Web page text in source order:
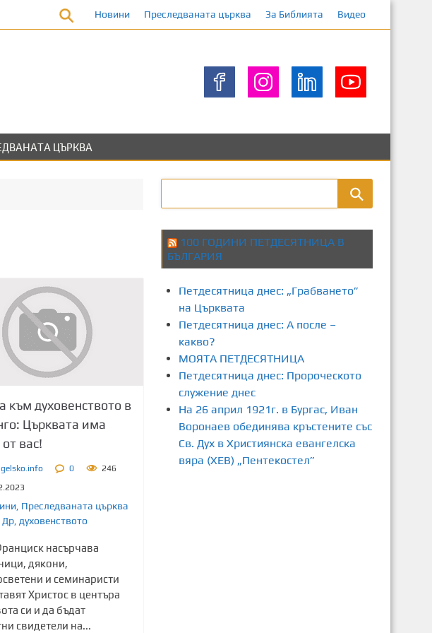
Новини Преследваната църква За Библията Видео
ЦЪРКВА
към духовенството в
Църквата има
вас!
0
246
, Преследваната църква
Др, духовенството
насърчава
дякони,
и семинаристи
Христос в центъра
си и да бъдат
свидетели на...
100 ГОДИНИ ПЕТДЕСЯТНИЦА В
БЪЛГАРИЯ
Петдесятница днес: „Грабването”
на Църквата
Петдесятница днес: А после –
какво?
МОЯТА ПЕТДЕСЯТНИЦА
Петдесятница днес: Пророческото
служение днес
На 26 април 1921г. в Бургас, Иван
Воронаев обединява кръстените със
Св. Дух в Християнска евангелска
вяра (ХЕВ) „Пентекостел”